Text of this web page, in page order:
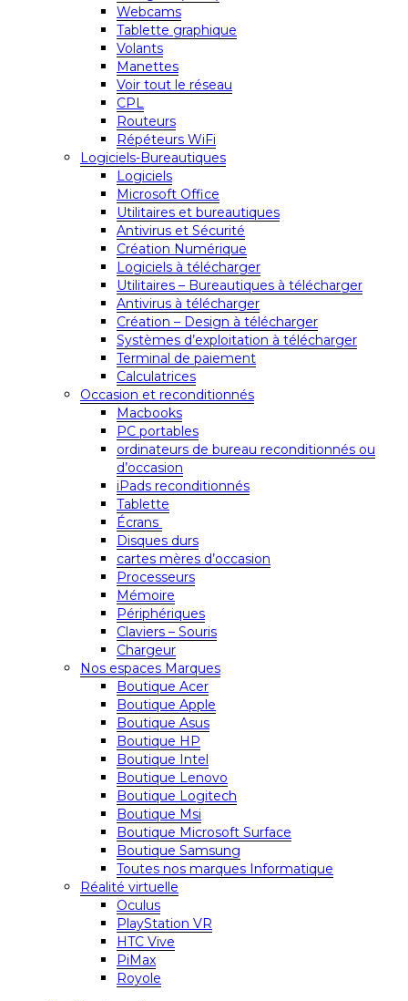
Webcams
Tablette graphique
Volants
Manettes
Voir tout le réseau
CPL
Routeurs
Répéteurs WiFi
Logiciels-Bureautiques
Logiciels
Microsoft Office
Utilitaires et bureautiques
Antivirus et Sécurité
Création Numérique
Logiciels à télécharger
Utilitaires – Bureautiques à télécharger
Antivirus à télécharger
Création – Design à télécharger
Systèmes d’exploitation à télécharger
Terminal de paiement
Calculatrices
Occasion et reconditionnés
Macbooks
PC portables
ordinateurs de bureau reconditionnés ou
d’occasion
iPads reconditionnés
Tablette
Écrans
Disques durs
cartes mères d’occasion
Processeurs
Mémoire
Périphériques
Claviers – Souris
Chargeur
Nos espaces Marques
Boutique Acer
Boutique Apple
Boutique Asus
Boutique HP
Boutique Intel
Boutique Lenovo
Boutique Logitech
Boutique Msi
Boutique Microsoft Surface
Boutique Samsung
Toutes nos marques Informatique
Réalité virtuelle
Oculus
PlayStation VR
HTC Vive
PiMax
Royole